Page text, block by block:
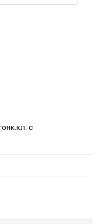
с